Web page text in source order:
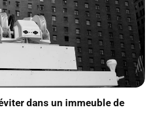
dans un immeuble de